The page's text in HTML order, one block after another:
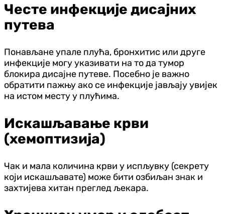
Честе инфекције дисајних
путева
Понављане упале плућа, бронхитис или друге
инфекције могу указивати на то да тумор
блокира дисајне путеве. Посебно је важно
обратити пажњу ако се инфекције јављају увијек
на истом месту у плућима.
Искашљавање крви
(хемоптизија)
Чак и мала количина крви у испљувку (секрету
који искашљавате) може бити озбиљан знак и
захтијева хитан преглед љекара.